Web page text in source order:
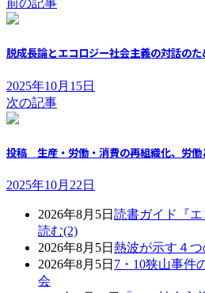
前の記事
脱成長論とエコロジー社会主義の対話の
2025年10月15日
次の記事
投稿 生産・労働・消費の再組織化、労働
2025年10月22日
2026年8月5日 読書ガイド『
読む(2)
2026年8月5日 熱波が示す４
2026年8月5日 7・10狭山事件
会